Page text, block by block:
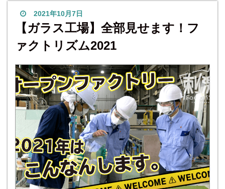
2021年10月7日
【ガラス工場】全部見せます！フ
ァクトリズム2021